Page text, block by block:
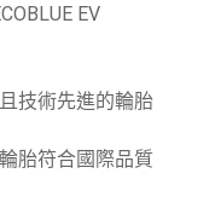
EV
技術先進的輪胎
胎符合國際品質